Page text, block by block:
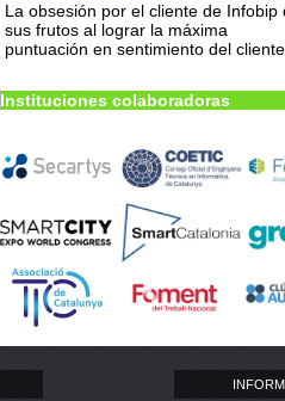
La obsesión por el cliente de Infobip
sus frutos al lograr la máxima
puntuación en sentimiento del cliente
Instituciones colaboradoras